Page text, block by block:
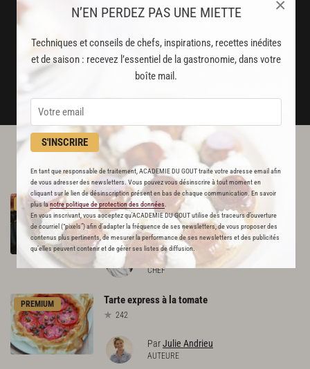
N’EN PERDEZ PAS UNE MIETTE
Techniques et conseils de chefs, inspirations, recettes inédites
et de saison : recevez l’essentiel de la gastronomie, dans votre
boîte mail.
S'INSCRIRE
En tant que responsable de traitement, ACADEMIE DU GOUT traite votre adresse email afin
de vous adresser des newsletters. Vous pouvez vous désinscrire à tout moment en
cliquant sur le lien de désinscription présent en bas de chaque communication. En savoir
plus lanotre politique de protection des données
En vous inscrivant, vous acceptez qu'ACADEMIE DU GOUT utilise des traceurs d’ouverture
de courriel (“pixels”) afin d’adapter la fréquence de ses newsletters, de vous proposer des
contenus plus pertinents, de mesurer la performance de ses newsletters et des publicités
qu’elles peuvent contenir et de gérer ses listes de diffusion.
×
Stop pub
JE M'ABONNE
DÉJÀ ABONNÉ(E) ? JE ME CONNECTE
L'ACADÉMIE DU GOÛT VOUS
RECOMMANDE
PREMIUM
Pâtés de gibier « plumes » et « poils », sauce
poivrade
108
ParJoseph Viola
CHEF
PREMIUM Tarteexpressà latomate
242
ParJulie Andrieu
AUTEURE